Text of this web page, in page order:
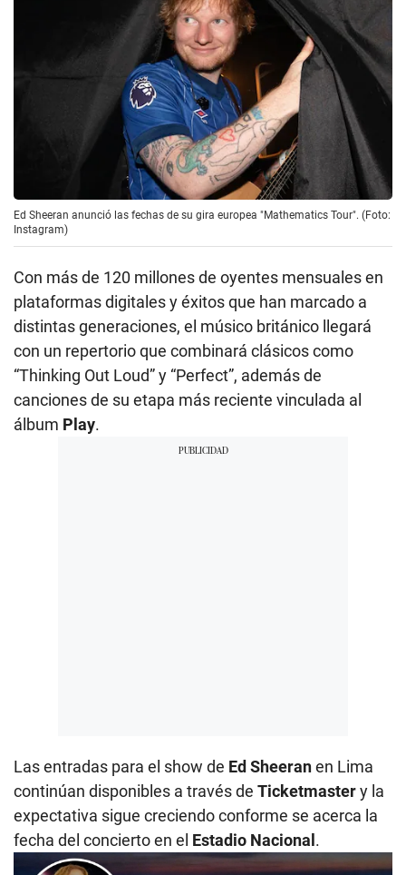
Ed Sheeran anunció las fechas de su gira europea "Mathematics Tour". (Foto:
Instagram)
Con más de 120 millones de oyentes mensuales en
plataformas digitales y éxitos que han marcado a
distintas generaciones, el músico británico llegará
con un repertorio que combinará clásicos como
“Thinking Out Loud” y “Perfect”, además de
canciones de su etapa más reciente vinculada al
álbum Play.
Las entradas para el show de Ed Sheeranen Lima
continúan disponibles a través de Ticketmastery la
expectativa sigue creciendo conforme se acerca la
fecha del concierto en el Estadio Nacional .